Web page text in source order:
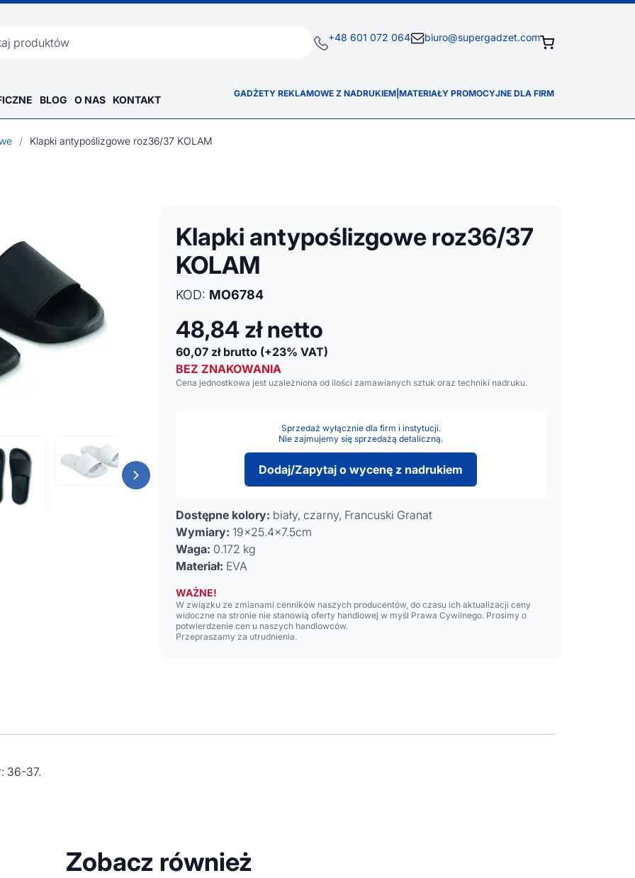
+48 601 072 064 biuro@supergadzet.com
BLOG O NAS KONTAKT GADŻETY REKLAMOWE Z NADRUKIEM MATERIAŁY PROMOCYJNE DLA FIRM
/ Klapki antypoślizgowe roz36/37 KOLAM
Klapki antypoślizgowe roz36/37
KOLAM
KOD: MO6784
48,84 zł netto
60,07 zł brutto (+23% VAT)
BEZ ZNAKOWANIA
Cena jednostkowa jest uzależniona od ilości zamawianych sztuk oraz techniki nadruku.
Sprzedaż wyłącznie dla firm i instytucji.
Nie zajmujemy się sprzedażą detaliczną.
Dodaj/Zapytaj o wycenę z nadrukiem
Dostępne kolory: biały, czarny, Francuski Granat
Wymiary: 19x25.4x7.5cm
Waga: 0.172 kg
Materiał: EVA
WAŻNE!
W związku ze zmianami cenników naszych producentów, do czasu ich aktualizacji ceny
widoczne na stronie nie stanowią oferty handlowej w myśl Prawa Cywilnego. Prosimy o
potwierdzenie cen u naszych handlowców.
Przepraszamy za utrudnienia.
36-37.
Zobacz również